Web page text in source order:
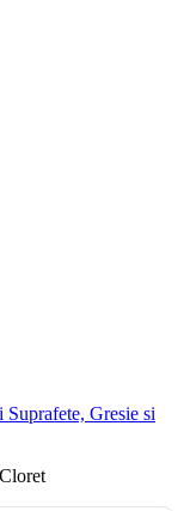
Suprafete, Gresie si